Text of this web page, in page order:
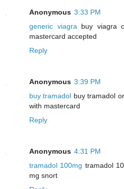
Anonymous 3:33 PM
generic viagra buy viagra
mastercard accepted
Reply
Anonymous 3:39 PM
buy tramadol buy tramadol
with mastercard
Reply
Anonymous 4:31 PM
tramadol 100mg tramadol
mg snort